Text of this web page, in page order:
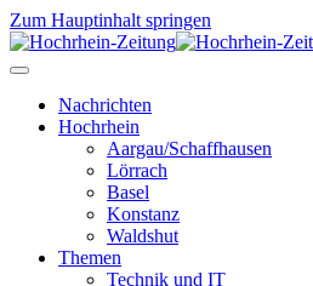
Zum Hauptinhalt springen
Nachrichten
Hochrhein
Aargau/Schaffhausen
Lörrach
Basel
Konstanz
Waldshut
Themen
Technik und IT